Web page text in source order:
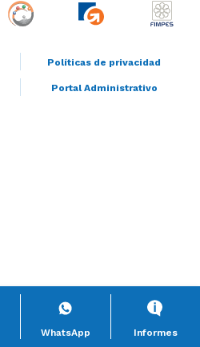
WhatsApp Informes
Políticas de privacidad
Portal Administrativo